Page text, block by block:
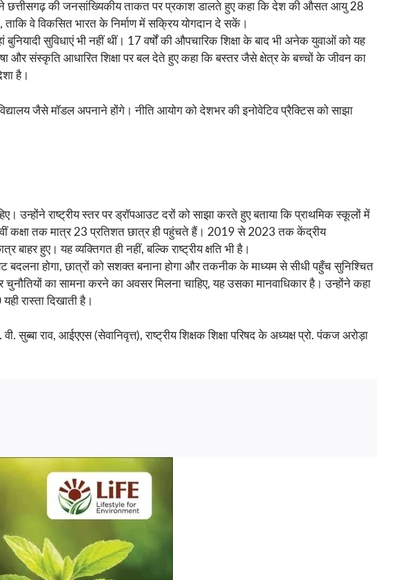
छत्तीसगढ़ की जनसांख्यिकीय ताकत पर प्रकाश डालते हुए कहा कि देश की औसत आयु 28
वे विकसित भारत के निर्माण में सक्रिय योगदान दे सकें।
सुविधाएं भी नहीं थीं। 17 वर्षों की औपचारिक शिक्षा के बाद भी अनेक युवाओं को यह
और संस्कृति आधारित शिक्षा पर बल देते हुए कहा कि बस्तर जैसे क्षेत्र के बच्चों के जीवन का
है।
जैसे मॉडल अपनाने होंगे। नीति आयोग को देशभर की इनोवेटिव प्रैक्टिस को साझा
उन्होंने राष्ट्रीय स्तर पर ड्रॉपआउट दरों को साझा करते हुए बताया कि प्राथमिक स्कूलों में
कक्षा तक मात्र 23 प्रतिशत छात्र ही पहुंचते हैं। 2019 से 2023 तक केंद्रीय
हुए। यह व्यक्तिगत ही नहीं, बल्कि राष्ट्रीय क्षति भी है।
बदलना होगा, छात्रों को सशक्त बनाना होगा और तकनीक के माध्यम से सीधी पहुँच सुनिश्चित
का सामना करने का अवसर मिलना चाहिए, यह उसका मानवाधिकार है। उन्होंने कहा
रास्ता दिखाती है।
राव, आईएएस (सेवानिवृत्त), राष्ट्रीय शिक्षक शिक्षा परिषद के अध्यक्ष प्रो. पंकज अरोड़ा